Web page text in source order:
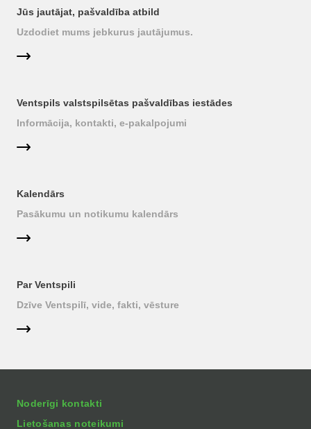
Jūs jautājat, pašvaldība atbild
Uzdodiet mums jebkurus jautājumus.
Ventspils valstspilsētas pašvaldības iestādes
Informācija, kontakti, e-pakalpojumi
Kalendārs
Pasākumu un notikumu kalendārs
Par Ventspili
Dzīve Ventspilī, vide, fakti, vēsture
Noderīgi kontakti
Lietošanas noteikumi